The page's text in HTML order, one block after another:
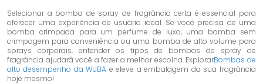
Selecionar a bomba de spray de fragrância certa é essencial para
oferecer uma experiência de usuário ideal. Se você precisa de uma
bomba crimpada para um perfume de luxo, uma bomba sem
crimpagem para conveniência ou uma bomba de alto volume para
sprays corporais, entender os tipos de bombas de spray de
fragrância ajudará você a fazer a melhor escolha. ExplorarBombas de
alto desempenho da WUBA e eleve a embalagem da sua fragrância
hoje mesmo!